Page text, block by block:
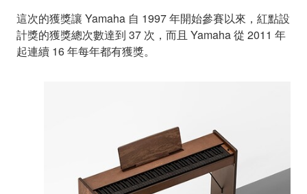
這次的獲獎讓 Yamaha 自 1997 年開始參賽以來，紅點設
計獎的獲獎總次數達到 37 次，而且 Yamaha 從 2011 年
起連續 16 年每年都有獲獎。